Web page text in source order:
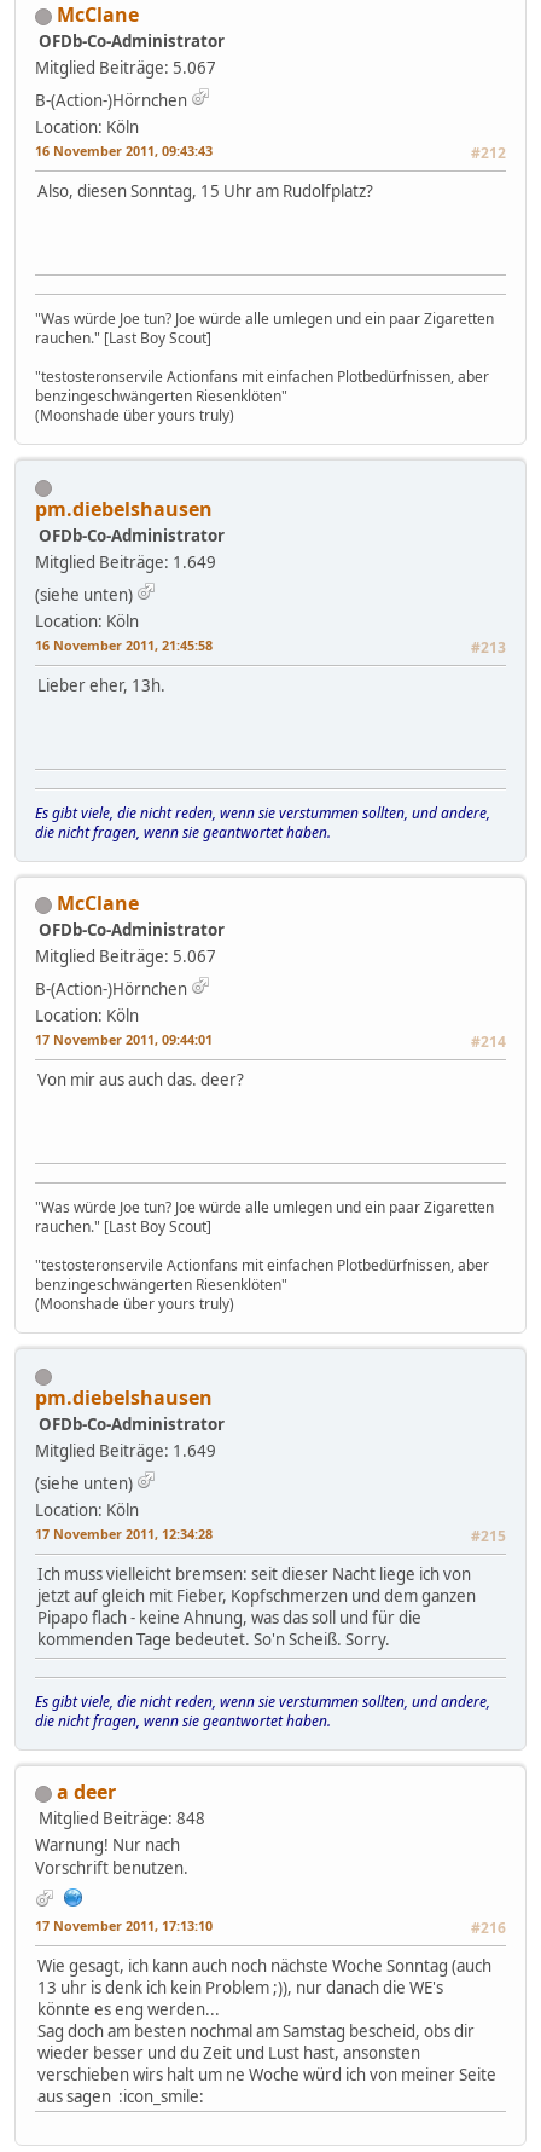
McClane
OFDb-Co-Administrator
Mitglied Beiträge: 5.067
B-(Action-)Hörnchen
Location: Köln
16 November 2011, 09:43:43 #212
Also, diesen Sonntag, 15 Uhr am Rudolfplatz?
"Was würde Joe tun? Joe würde alle umlegen und ein paar Zigaretten
rauchen." [Last Boy Scout]
"testosteronservile Actionfans mit einfachen Plotbedürfnissen, aber
benzingeschwängerten Riesenklöten"
(Moonshade über yours truly)
pm.diebelshausen
OFDb-Co-Administrator
Mitglied Beiträge: 1.649
(siehe unten)
Location: Köln
16 November 2011, 21:45:58 #213
Lieber eher, 13h.
Es gibt viele, die nicht reden, wenn sie verstummen sollten, und andere,
die nicht fragen, wenn sie geantwortet haben.
McClane
OFDb-Co-Administrator
Mitglied Beiträge: 5.067
B-(Action-)Hörnchen
Location: Köln
17 November 2011, 09:44:01 #214
Von mir aus auch das. deer?
"Was würde Joe tun? Joe würde alle umlegen und ein paar Zigaretten
rauchen." [Last Boy Scout]
"testosteronservile Actionfans mit einfachen Plotbedürfnissen, aber
benzingeschwängerten Riesenklöten"
(Moonshade über yours truly)
pm.diebelshausen
OFDb-Co-Administrator
Mitglied Beiträge: 1.649
(siehe unten)
Location: Köln
17 November 2011, 12:34:28 #215
Ich muss vielleicht bremsen: seit dieser Nacht liege ich von
jetzt auf gleich mit Fieber, Kopfschmerzen und dem ganzen
Pipapo flach - keine Ahnung, was das soll und für die
kommenden Tage bedeutet. So'n Scheiß. Sorry.
Es gibt viele, die nicht reden, wenn sie verstummen sollten, und andere,
die nicht fragen, wenn sie geantwortet haben.
a deer
Mitglied Beiträge: 848
Warnung! Nur nach
Vorschrift benutzen.
17 November 2011, 17:13:10 #216
Wie gesagt, ich kann auch noch nächste Woche Sonntag (auch
13 uhr is denk ich kein Problem ;)), nur danach die WE's
könnte es eng werden...
Sag doch am besten nochmal am Samstag bescheid, obs dir
wieder besser und du Zeit und Lust hast, ansonsten
verschieben wirs halt um ne Woche würd ich von meiner Seite
aus sagen :icon_smile: